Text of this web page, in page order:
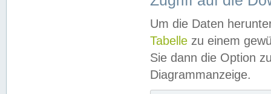
Um die Daten
Tabelle zu einem
Sie dann die Option
Diagrammanzeige.